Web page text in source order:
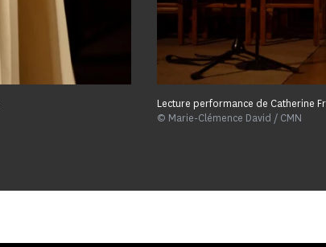
Lecture performance de Catherine
© Marie-Clémence David / CMN